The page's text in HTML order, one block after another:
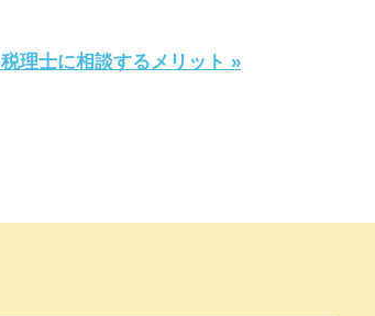
理士に相談するメリット »